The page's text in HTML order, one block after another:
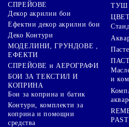
СПРЕЙОВЕ
Декор акрилни бои
Ефектни декор акрилни бои
Деко Контури
МОДЕЛИНИ, ГРУНДОВЕ ,
ЕФЕКТИ
СПРЕЙОВЕ и АЕРОГРАФИ
БОИ ЗА ТЕКСТИЛ И
КОПРИНА
Бои за коприна и батик
Контури, комплекти за
коприна и помощни
средства
ТУШ
и